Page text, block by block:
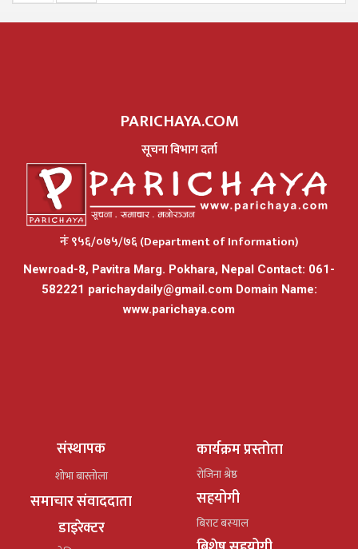
PARICHAYA.COM
सूचना विभाग दर्ता
नंः ९५६/०७५/७६ (Department of Information)
Newroad-8, Pavitra Marg. Pokhara, Nepal Contact: 061-
582221 parichaydaily@gmail.comDomain Name:
www.parichaya.com
संस्थापक
शोभा बास्तोला
समाचार संवाददाता
डाइरेक्टर
कार्यक्रम प्रस्तोता
रोजिना श्रेष्ठ
सहयोगी
बिराट बस्याल